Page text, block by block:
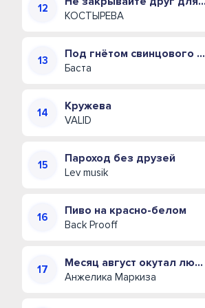
КОСТЫРЕВА
Под гнётом свинцового купола
Баста
Кружева
VALID
Пароход без друзей
Lev musik
Пиво на красно-белом
Back Prooff
Месяц август окутал любовью своей
Анжелика Маркиза